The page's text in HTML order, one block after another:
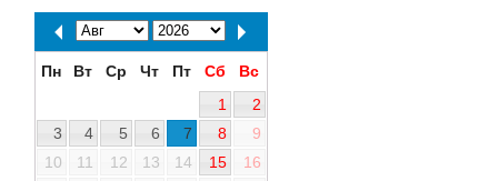
Пн Вт Ср Чт Пт Сб
Вс
1
2
3
4 5 6 7 8
9
10
11 12 13 14 15
16